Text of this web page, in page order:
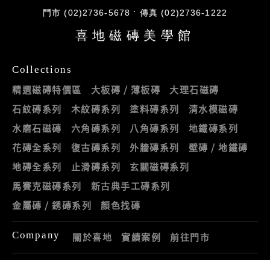
門市 (02)2736-5678 傳真 (02)2736-1222
喜地磁磚美學館
Collections
精選磁磚特價區 大板磚 / 薄板磚
大理石磁磚
石紋磚系列
木紋磚系列 塗料磚系列
清水模磁磚
水磨石磁磚
六角磚系列 八角磚系列
地鐵磚系列
花磚全系列
復古磚系列 外牆磚系列
壁磚 / 地鐵磚
地磚全系列
止滑磚系列
玄關磁磚系列
馬賽克磁磚系列
新古典手工磚系列
金屬磚 / 銹磚系列
顏色找磚
Company 關於喜地 實績案例 前往門市